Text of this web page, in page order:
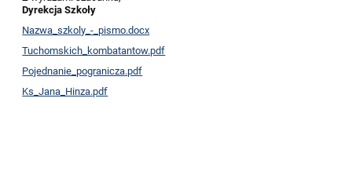
Dyrekcja Szkoły
Nazwa_szkoly_-_pismo.docx
Tuchomskich_kombatantow.pdf
Pojednanie_pogranicza.pdf
Ks_Jana_Hinza.pdf